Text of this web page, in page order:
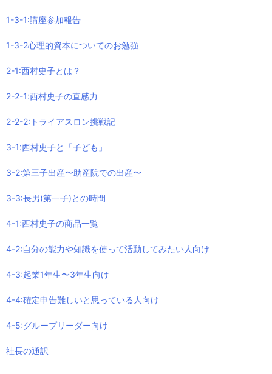
1-3-1:講座参加報告
1-3-2心理的資本についてのお勉強
2-1:西村史子とは？
2-2-1:西村史子の直感力
2-2-2:トライアスロン挑戦記
3-1:西村史子と「子ども」
3-2:第三子出産〜助産院での出産〜
3-3:長男(第一子)との時間
4-1:西村史子の商品一覧
4-2:自分の能力や知識を使って活動してみたい人向け
4-3:起業1年生〜3年生向け
4-4:確定申告難しいと思っている人向け
4-5:グループリーダー向け
社長の通訳